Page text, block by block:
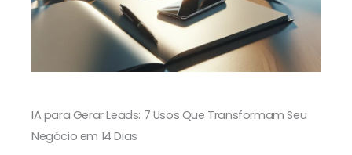
IA para Gerar Leads: 7 Usos Que Transformam Seu
Negócio em 14 Dias